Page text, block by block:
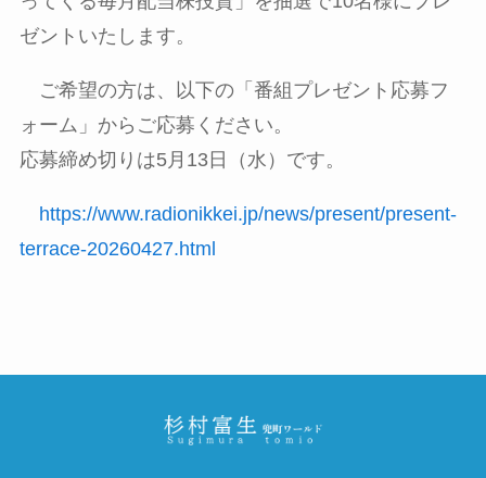
ゼントいたします。
ご希望の方は、以下の「番組プレゼント応募フ
ォーム」からご応募ください。
応募締め切りは5月13日（水）です。
https://www.radionikkei.jp/news/present/present-
terrace-20260427.html